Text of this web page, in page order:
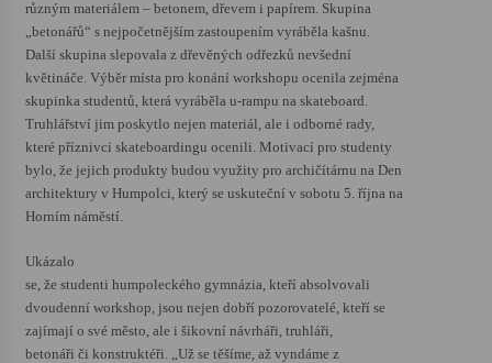
Ozvěny prázdnin
14. 7. 2026
Za kulturou kousek za Humpolec. V Želivě ožije
odkaz Josefa Čapka
13. 7. 2026
3. 7. 2026
Petr Adamec – Malovaný svět
různým materiálem – betonem, dřevem i papírem. Skupina
„betonářů“ s nejpočetnějším zastoupením vyráběla kašnu.
Další skupina slepovala z dřevěných odřezků nevšední
květináče. Výběr místa pro konání workshopu ocenila zejména
skupinka studentů, která vyráběla u-rampu na skateboard.
Truhlářství jim poskytlo nejen materiál, ale i odborné rady,
které příznivci skateboardingu ocenili. Motivací pro studenty
bylo, že jejich produkty budou využity pro archičítárnu na Den
architektury v Humpolci, který se uskuteční v sobotu 5. října na
Horním náměstí.
Ukázalo
se, že studenti humpoleckého gymnázia, kteří absolvovali
dvoudenní workshop, jsou nejen dobří pozorovatelé, kteří se
zajímají o své město, ale i šikovní návrháři, truhláři,
betonáři či konstruktéři. „Už se těšíme, až vyndáme z